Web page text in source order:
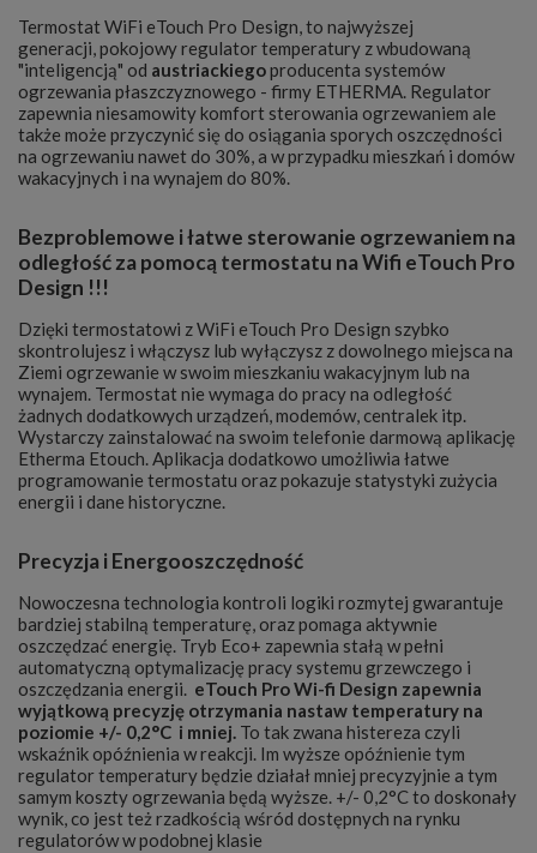
Termostat WiFi eTouch Pro Design, to najwyższej
generacji, pokojowy regulator temperatury z wbudowaną
"inteligencją" od austriackiegoproducenta systemów
ogrzewania płaszczyznowego - firmy ETHERMA. Regulator
zapewnia niesamowity komfort sterowania ogrzewaniem ale
także może przyczynić się do osiągania sporych oszczędności
na ogrzewaniu nawet do 30%, a w przypadku mieszkań i domów
wakacyjnych i na wynajem do 80%.
Bezproblemowe i łatwe sterowanie ogrzewaniem na
odległość za pomocą termostatu na Wifi eTouch Pro
Design !!!
Dzięki termostatowi z WiFi eTouch Pro Design szybko
skontrolujesz i włączysz lub wyłączysz z dowolnego miejsca na
Ziemi ogrzewanie w swoim mieszkaniu wakacyjnym lub na
wynajem. Termostat nie wymaga do pracy na odległość
żadnych dodatkowych urządzeń, modemów, centralek itp.
Wystarczy zainstalować na swoim telefonie darmową aplikację
Etherma Etouch. Aplikacja dodatkowo umożliwia łatwe
programowanie termostatu oraz pokazuje statystyki zużycia
energii i dane historyczne.
Precyzja i Energooszczędność
Nowoczesna technologia kontroli logiki rozmytej gwarantuje
bardziej stabilną temperaturę, oraz pomaga aktywnie
oszczędzać energię. Tryb Eco+ zapewnia stałą w pełni
automatyczną optymalizację pracy systemu grzewczego i
oszczędzania energii. eTouch Pro Wi-fi Design zapewnia
wyjątkową precyzję otrzymania nastaw temperatury na
poziomie +/- 0,2°C i mniej. To tak zwana histereza czyli
wskaźnik opóźnienia w reakcji. Im wyższe opóźnienie tym
regulator temperatury będzie działał mniej precyzyjnie a tym
samym koszty ogrzewania będą wyższe. +/- 0,2°C to doskonały
wynik, co jest też rzadkością wśród dostępnych na rynku
regulatorów w podobnej klasie